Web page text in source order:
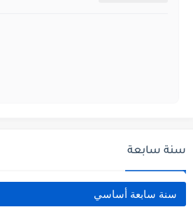
سنة سابعة
سنة سابعة أساسي